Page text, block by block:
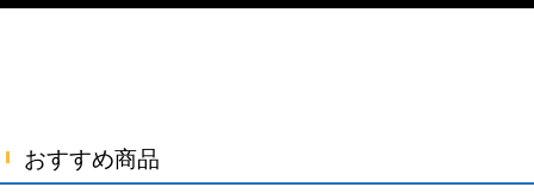
おすすめ商品